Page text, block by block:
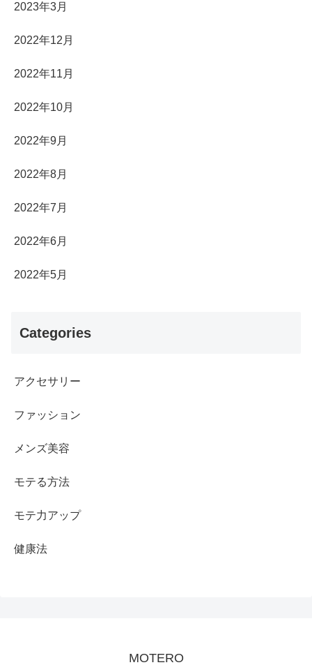
2023年3月
2022年12月
2022年11月
2022年10月
2022年9月
2022年8月
2022年7月
2022年6月
2022年5月
Categories
アクセサリー
ファッション
メンズ美容
モテる方法
モテ力アップ
健康法
MOTERO